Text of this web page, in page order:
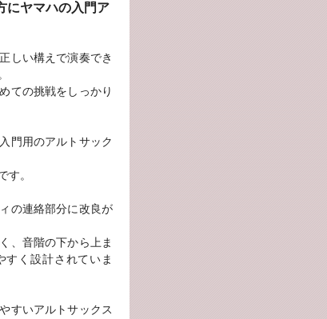
にヤマハの入門ア
しい構えで演奏でき
ての挑戦をしっかり
門用のアルトサック
す。
の連絡部分に改良が
、音階の下から上ま
すく設計されていま
すいアルトサックス